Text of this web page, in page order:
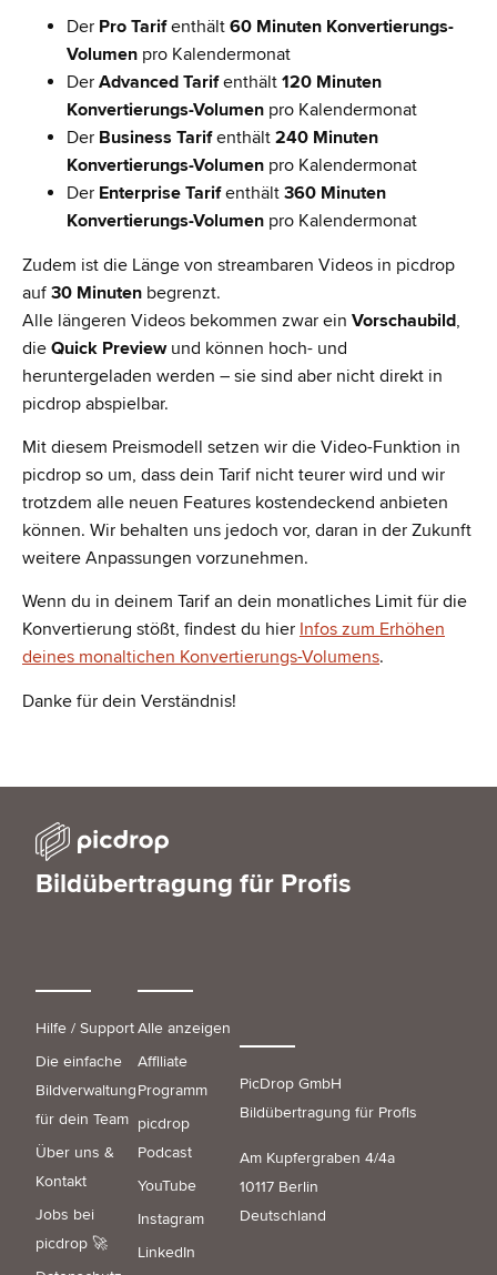
Der Pro Tarifenthält 60 Minuten Konvertierungs-
Volumen pro Kalendermonat
Der Advanced Tarifenthält 120 Minuten
Konvertierungs-Volumen pro Kalendermonat
Der Business Tarifenthält 240 Minuten
Konvertierungs-Volumen pro Kalendermonat
Der Enterprise Tarifenthält 360 Minuten
Konvertierungs-Volumen pro Kalendermonat
Zudem ist die Länge von streambaren Videos in picdrop
auf 30 Minuten begrenzt.
Alle längeren Videos bekommen zwar ein Vorschaubild,
die Quick Preview und können hoch- und
heruntergeladen werden – sie sind aber nicht direkt in
picdrop abspielbar.
Mit diesem Preismodell setzen wir die Video-Funktion in
picdrop so um, dass dein Tarif nicht teurer wird und wir
trotzdem alle neuen Features kostendeckend anbieten
können. Wir behalten uns jedoch vor, daran in der Zukunft
weitere Anpassungen vorzunehmen.
Wenn du in deinem Tarif an dein monatliches Limit für die
Konvertierung stößt, findest du hier Infos zum Erhöhen
deines monaltichen Konvertierungs-Volumens.
Danke für dein Verständnis!
Bildübertragung für Profis
PicDrop GmbH
Bildübertragung für Profis
Am Kupfergraben 4/4a
10117 Berlin
Deutschland
Hilfe / Support
Die einfache
Bildverwaltung
für dein Team
Über uns &
Kontakt
Jobs bei
picdrop 🚀
Alle anzeigen
Affiliate
Programm
picdrop
Podcast
YouTube
Instagram
LinkedIn